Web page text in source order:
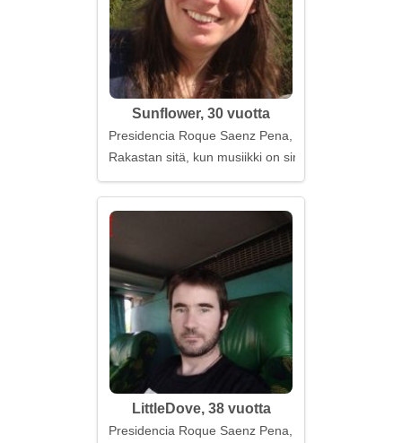
Sunflower, 30 vuotta
Presidencia Roque Saenz Pena, Argentiina
Rakastan sitä, kun musiikki on sinua
LittleDove, 38 vuotta
Presidencia Roque Saenz Pena, Argentiina